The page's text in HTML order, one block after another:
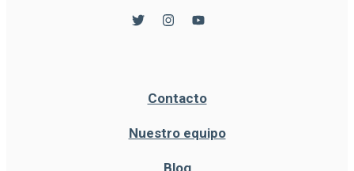
Contacto
Nuestro equipo
Blog